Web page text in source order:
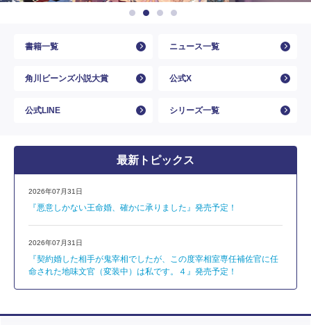
書籍一覧 ニュース一覧
角川ビーンズ小説大賞 公式X
公式LINE シリーズ一覧
最新トピックス
2026年07月31日
『悪意しかない王命婚、確かに承りました』発売予定！
2026年07月31日
『契約婚した相手が鬼宰相でしたが、この度宰相室専任補佐官に任
命された地味文官（変装中）は私です。４』発売予定！